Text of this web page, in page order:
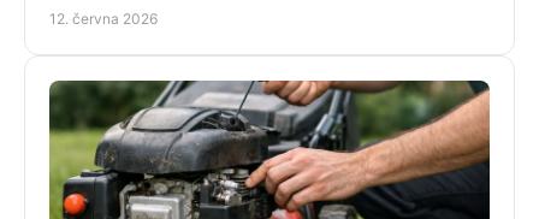
12. června 2026